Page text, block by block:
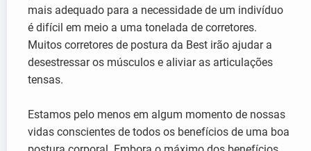
mais adequado para a necessidade de um indivíduo
é difícil em meio a uma tonelada de corretores.
Muitos corretores de postura da Best irão ajudar a
desestressar os músculos e aliviar as articulações
tensas.
Estamos pelo menos em algum momento de nossas
vidas conscientes de todos os benefícios de uma boa